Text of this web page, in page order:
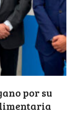
por su